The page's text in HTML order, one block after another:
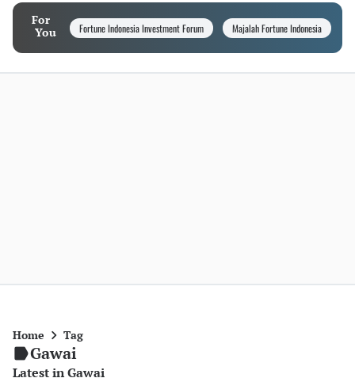
For
You
Fortune Indonesia Investment Forum Majalah Fortune Indonesia
Home Tag
Gawai
Latest in Gawai